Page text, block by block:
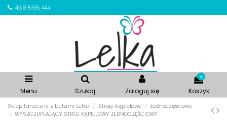
459 595 444
Menu Szukaj Zaloguj się
0
Koszyk
Sklep taneczny z butami Lelka Stroje kąpielowe
Jednoczęściowe
WYSZCZUPLAJĄCY STRÓJ KĄPIELOWY JEDNOCZĘŚCIOWY